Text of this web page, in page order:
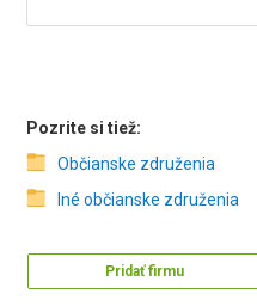
Pozrite si tiež:
Občianske združenia
Iné občianske združenia
Pridať firmu